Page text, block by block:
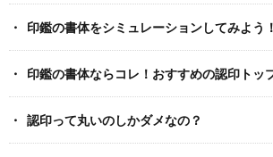
印鑑の書体をシミュレーションしてみよう！
印鑑の書体ならコレ！おすすめの認印トッ
認印って丸いのしかダメなの？